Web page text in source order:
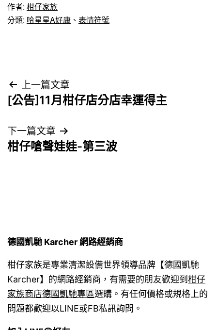
作者: 柑仔家族
分類: 哈星星A好康 、 表情符號
文
章
導
覽
上一篇文章
[公告]11月柑仔店分店幸運得主
下一篇文章
柑仔嗆聲娃娃-第三波
德國凱馳 Karcher 網路經銷商
柑仔家族是專業清潔設備世界領導品牌【德國凱馳
Karcher】的網路經銷商，有需要的朋友歡迎到 柑仔
家族商店德國凱馳專區選購。有任何價格或規格上的
問題都歡迎以LINE或FB私訊詢問。